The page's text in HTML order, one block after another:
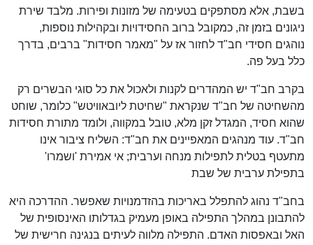
בשבת, אלא מסתפקים בטעימה של מזונות ופירות. מלבד שירת
ניגונים בזמן זה, כמקובל ברוב החסידויות ובקהילות נוספות,
נוהגים חסידי חב"ד לחזור אז על "מאמר חסידות" ברבים, בדרך
כלל בעל פה.
בקרב חב"ד יש המהדרים לקנות ולאכול את כל סוגי הבשרים רק
מהשחיטה של חב"ד שנקראת "שחיטת ליובאוויטש" כלומר, שוחט
שהוא חסיד, המגדל זקן מלא, טובל במקווה, ולומד מתורת חסידות
חב"ד. עוד מנהגים המאפיינים את חב"ד: השליח ציבור אינו
מתעטף בטלית לתפילות מנחה וערבית; אי אמירת 'ושמרו'
בתפילת ערבית של שבת
בחב"ד נהוג להתפלל באריכות בהזדמנויות שאפשר. ההדרכה היא
להתבונן במהלך התפילה באופן מעמיק בגדלותו האינסופית של
האל ובאפסות האדם. התפילה מלווה לעיתים בנגינה חרישית של